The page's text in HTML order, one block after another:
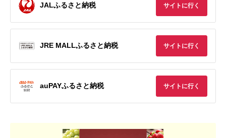
JALふるさと納税 サイトに行く
JRE MALLふるさと納税 サイトに行く
auPAYふるさと納税 サイトに行く